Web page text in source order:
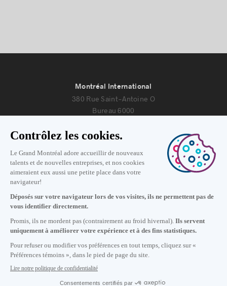
S'abonner à notre infolettre
Carrières
Montréal International
380 Rue Saint-Antoine O
Bureau 6000
Nous joindre
Lundi au vendredi de 8h30 à 17h.